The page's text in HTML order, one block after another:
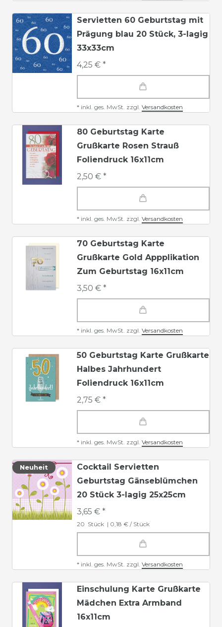
Servietten 60 Geburtstag mit
Prägung blau 20 Stück, 3-lagig
33x33cm
4,25 € *
* inkl. ges. MwSt. zzgl. Versandkosten
80 Geburtstag Karte
Grußkarte Rosen Strauß
Foliendruck 16x11cm
2,50 € *
* inkl. ges. MwSt. zzgl. Versandkosten
70 Geburtstag Karte
Grußkarte Gold Appplikation
Zum Geburtstag 16x11cm
3,50 € *
* inkl. ges. MwSt. zzgl. Versandkosten
50 Geburtstag Karte Grußkarte
Halbes Jahrhundert
Foliendruck 16x11cm
2,75 € *
* inkl. ges. MwSt. zzgl. Versandkosten
Neuheit
Cocktail Servietten
Geburtstag Gänseblümchen
20 Stück 3-lagig 25x25cm
3,65 € *
20 Stück | 0,18 € / Stück
* inkl. ges. MwSt. zzgl. Versandkosten
Einschulung Karte Grußkarte
Mädchen Extra Armband
16x11cm